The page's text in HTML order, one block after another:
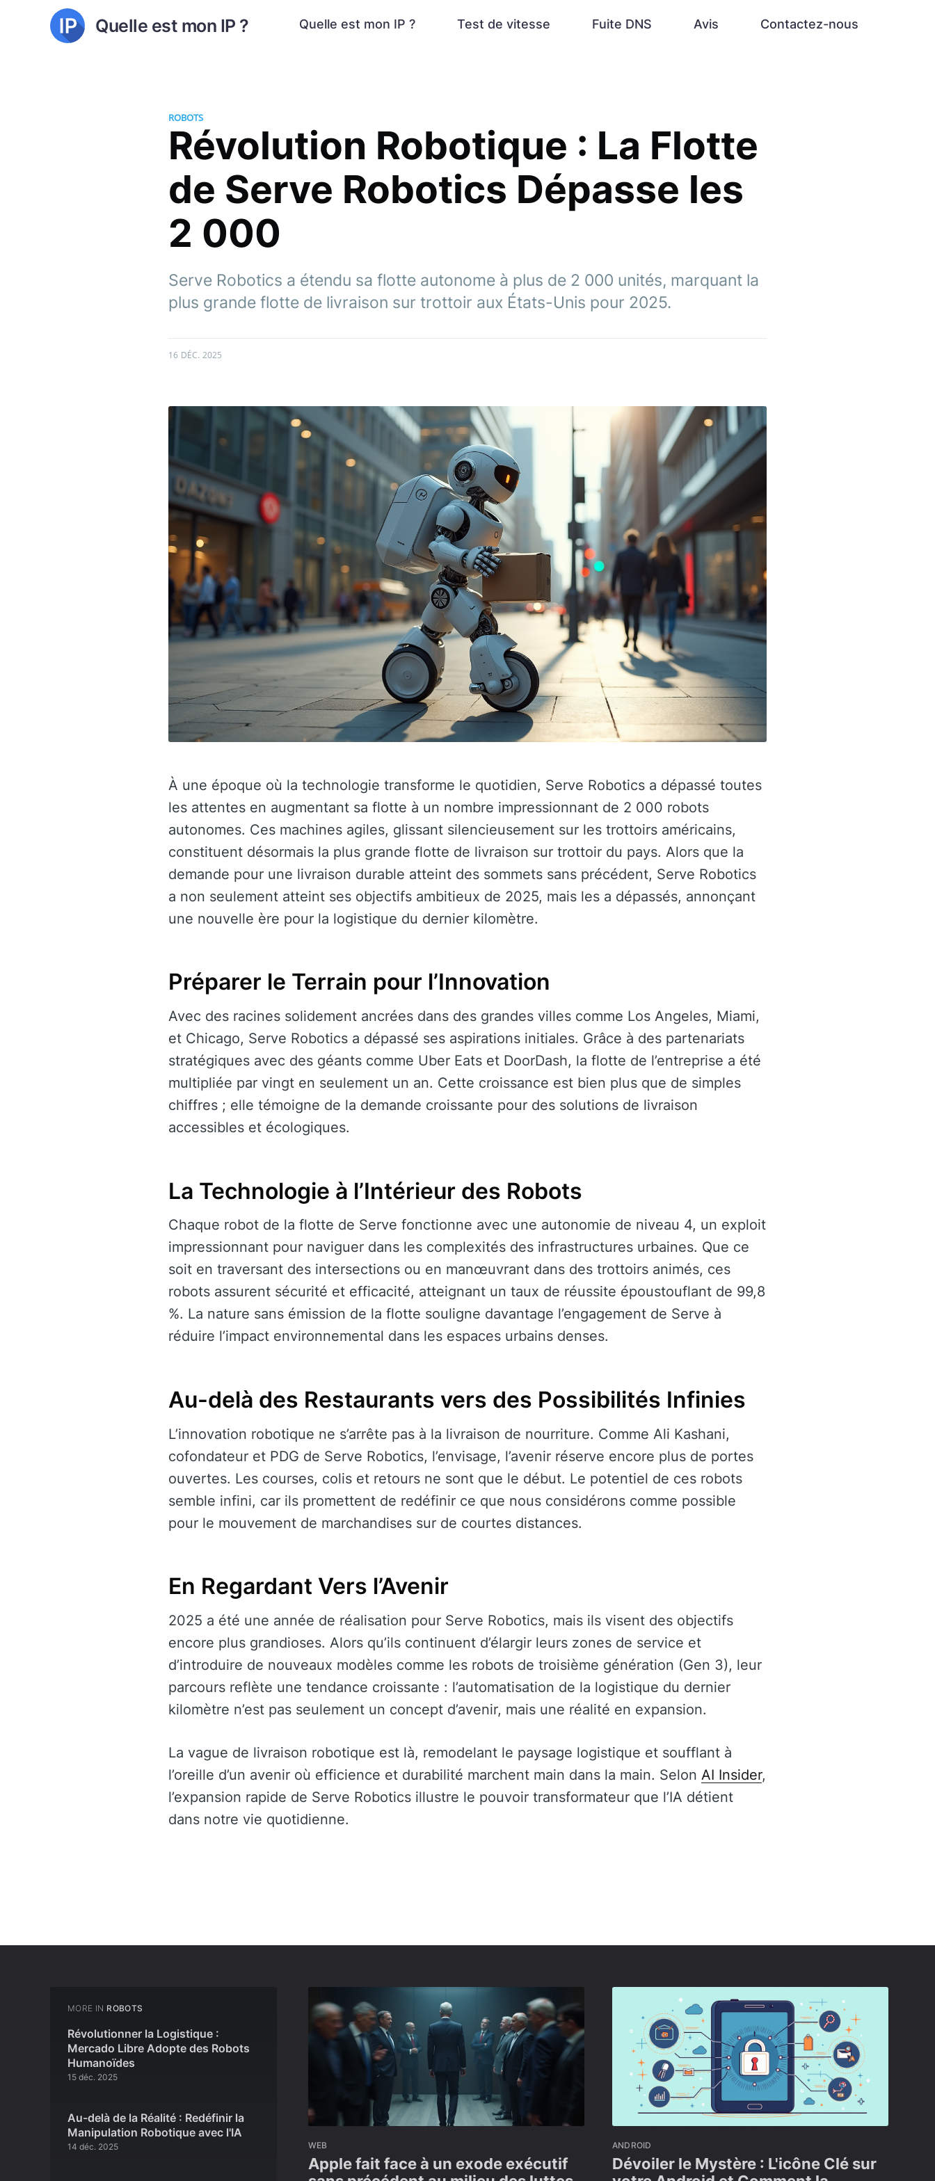
Quelle est mon IP ? Quelle est mon IP ? Test de vitesse Fuite DNS Avis Contactez-nous
ROBOTS
Révolution Robotique : La Flotte
de Serve Robotics Dépasse les
2 000
Serve Robotics a étendu sa flotte autonome à plus de 2 000 unités, marquant la
plus grande flotte de livraison sur trottoir aux États-Unis pour 2025.
16 DÉC. 2025
À une époque où la technologie transforme le quotidien, Serve Robotics a dépassé toutes
les attentes en augmentant sa flotte à un nombre impressionnant de 2 000 robots
autonomes. Ces machines agiles, glissant silencieusement sur les trottoirs américains,
constituent désormais la plus grande flotte de livraison sur trottoir du pays. Alors que la
demande pour une livraison durable atteint des sommets sans précédent, Serve Robotics
a non seulement atteint ses objectifs ambitieux de 2025, mais les a dépassés, annonçant
une nouvelle ère pour la logistique du dernier kilomètre.
Préparer le Terrain pour l’Innovation
Avec des racines solidement ancrées dans des grandes villes comme Los Angeles, Miami,
et Chicago, Serve Robotics a dépassé ses aspirations initiales. Grâce à des partenariats
stratégiques avec des géants comme Uber Eats et DoorDash, la flotte de l’entreprise a été
multipliée par vingt en seulement un an. Cette croissance est bien plus que de simples
chiffres ; elle témoigne de la demande croissante pour des solutions de livraison
accessibles et écologiques.
La Technologie à l’Intérieur des Robots
Chaque robot de la flotte de Serve fonctionne avec une autonomie de niveau 4, un exploit
impressionnant pour naviguer dans les complexités des infrastructures urbaines. Que ce
soit en traversant des intersections ou en manœuvrant dans des trottoirs animés, ces
robots assurent sécurité et efficacité, atteignant un taux de réussite époustouflant de 99,8
%. La nature sans émission de la flotte souligne davantage l’engagement de Serve à
réduire l’impact environnemental dans les espaces urbains denses.
Au-delà des Restaurants vers des Possibilités Infinies
L’innovation robotique ne s’arrête pas à la livraison de nourriture. Comme Ali Kashani,
cofondateur et PDG de Serve Robotics, l’envisage, l’avenir réserve encore plus de portes
ouvertes. Les courses, colis et retours ne sont que le début. Le potentiel de ces robots
semble infini, car ils promettent de redéfinir ce que nous considérons comme possible
pour le mouvement de marchandises sur de courtes distances.
En Regardant Vers l’Avenir
2025 a été une année de réalisation pour Serve Robotics, mais ils visent des objectifs
encore plus grandioses. Alors qu’ils continuent d’élargir leurs zones de service et
d’introduire de nouveaux modèles comme les robots de troisième génération (Gen 3), leur
parcours reflète une tendance croissante : l’automatisation de la logistique du dernier
kilomètre n’est pas seulement un concept d’avenir, mais une réalité en expansion.
La vague de livraison robotique est là, remodelant le paysage logistique et soufflant à
l’oreille d’un avenir où efficience et durabilité marchent main dans la main. Selon AI Insider,
l’expansion rapide de Serve Robotics illustre le pouvoir transformateur que l’IA détient
dans notre vie quotidienne.
MORE IN ROBOTS
Révolutionner la Logistique :
Mercado Libre Adopte des Robots
Humanoïdes
15 déc. 2025
Au-delà de la Réalité : Redéfinir la
Manipulation Robotique avec l'IA
14 déc. 2025 WEB
Apple fait face à un exode exécutif
ANDROID
Dévoiler le Mystère : L'icône Clé sur